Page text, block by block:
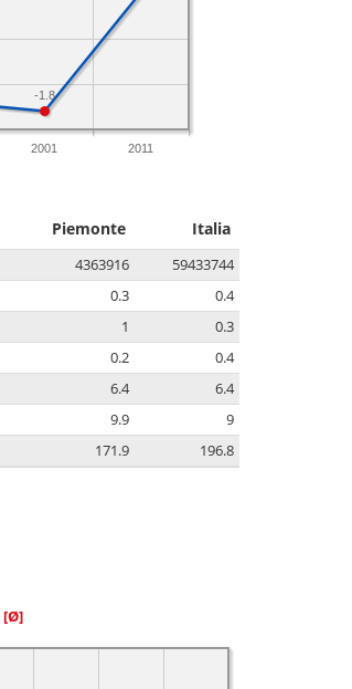
2001 2011
-1.8
Piemonte Italia
4363916
59433744
0.3
0.4
1
0.3
0.2
0.4
6.4
6.4
9.9
9
171.9 196.8
[Ø]